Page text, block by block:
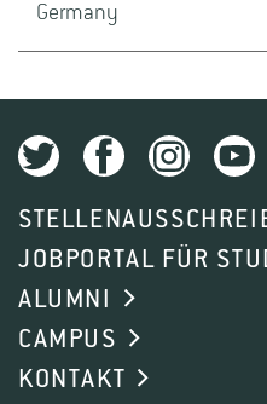
Germany
JOBPORTAL FÜR
ALUMNI
CAMPUS
KONTAKT